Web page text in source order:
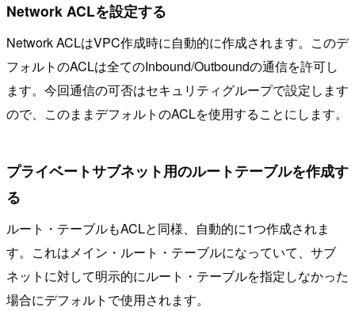
Network ACLを設定する
Network ACLはVPC作成時に自動的に作成されます。このデ
フォルトのACLは全てのInbound/Outboundの通信を許可し
ます。今回通信の可否はセキュリティグループで設定します
ので、このままデフォルトのACLを使用することにします。
プライベートサブネット用のルートテーブルを作成す
る
ルート・テーブルもACLと同様、自動的に1つ作成されま
す。これはメイン・ルート・テーブルになっていて、サブ
ネットに対して明示的にルート・テーブルを指定しなかった
場合にデフォルトで使用されます。